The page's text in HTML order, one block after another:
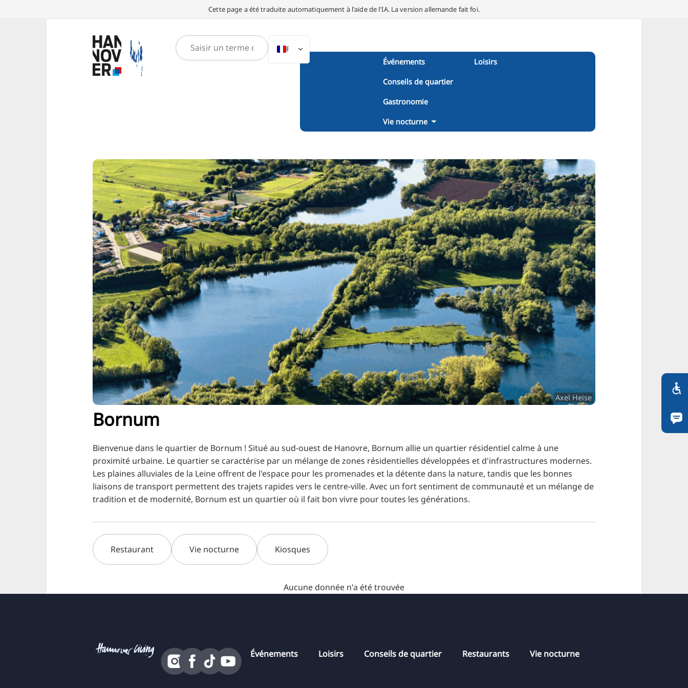
Cette page a été traduite automatiquement à l'aide de l'IA. La version allemande fait foi.
DE
DA
SV
PT
TR
RU
FI
ZH
JA
UK
BG
Événements Loisirs
Conseils de quartier
Gastronomie
Vie nocturne
Axel Heise
Bornum
Bienvenue dans le quartier de Bornum ! Situé au sud-ouest de Hanovre, Bornum allie un quartier résidentiel calme à une
proximité urbaine. Le quartier se caractérise par un mélange de zones résidentielles développées et d'infrastructures modernes.
Les plaines alluviales de la Leine offrent de l'espace pour les promenades et la détente dans la nature, tandis que les bonnes
liaisons de transport permettent des trajets rapides vers le centre-ville. Avec un fort sentiment de communauté et un mélange de
tradition et de modernité, Bornum est un quartier où il fait bon vivre pour toutes les générations.
Restaurant Vie nocturne Kiosques
Aucune donnée n'a été trouvée
Événements Loisirs Conseils de quartier Restaurants Vie nocturne